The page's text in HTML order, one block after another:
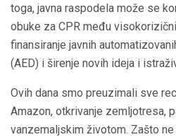
toga, javna raspodela može se
obuke za CPR među
finansiranje javnih
(AED) i širenje novih ideja i
Ovih dana smo preuzimali sve
Amazon, otkrivanje zemljotresa,
vanzemaljskim životom. Zašto